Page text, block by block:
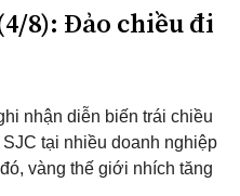
8): Đảo chiều đi
nhận diễn biến trái chiều
tại nhiều doanh nghiệp
vàng thế giới nhích tăng